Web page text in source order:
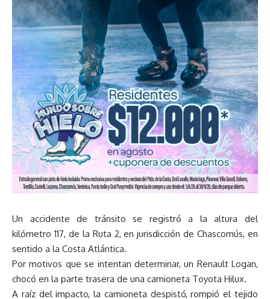
Un accidente de tránsito se registró a la altura del
kilómetro 117, de la Ruta 2, en jurisdicción de Chascomús, en
sentido a la Costa Atlántica.
Por motivos que se intentan determinar, un Renault Logan,
chocó en la parte trasera de una camioneta Toyota Hilux.
A raíz del impacto, la camioneta despistó, rompió el tejido